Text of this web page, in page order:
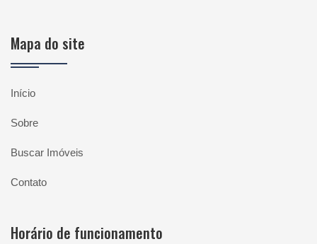
Mapa do site
Início
Sobre
Buscar Imóveis
Contato
Horário de funcionamento